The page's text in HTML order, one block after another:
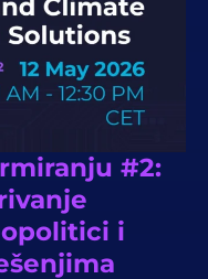
#2:
i